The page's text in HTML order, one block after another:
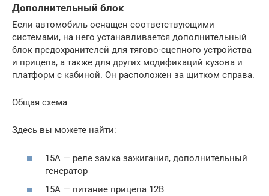
Дополнительный блок
Если автомобиль оснащен соответствующими
системами, на него устанавливается дополнительный
блок предохранителей для тягово-сцепного устройства
и прицепа, а также для других модификаций кузова и
платформ с кабиной. Он расположен за щитком справа.
Общая схема
Здесь вы можете найти:
15А — реле замка зажигания, дополнительный
генератор
15А — питание прицепа 12В